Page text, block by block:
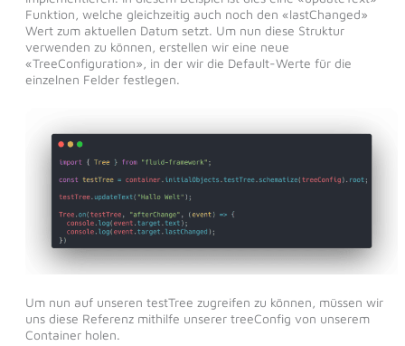
Funktion, welche gleichzeitig auch noch den «lastChanged»
Wert zum aktuellen Datum setzt. Um nun diese Struktur
verwenden zu können, erstellen wir eine neue
«TreeConfiguration», in der wir die Default-Werte für die
einzelnen Felder festlegen.
Um nun auf unseren testTree zugreifen zu können, müssen wir
uns diese Referenz mithilfe unserer treeConfig von unserem
Container holen.